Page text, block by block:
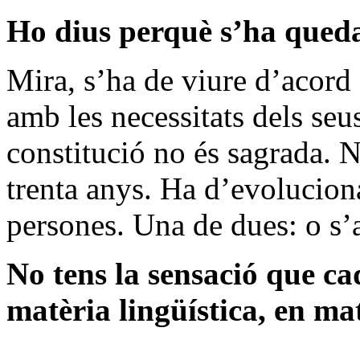
Ho dius perquè s’ha
Mira, s’ha de viure
amb les necessitats dels
constitució no és sagrada.
trenta anys. Ha
persones. Una de dues: o
No tens la sensació que
matèria lingüística, en